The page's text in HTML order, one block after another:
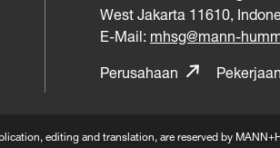
West Jakarta 11610,
E-Mail: mhsg@mann-
Perusahaan
editing and translation, are reserved by